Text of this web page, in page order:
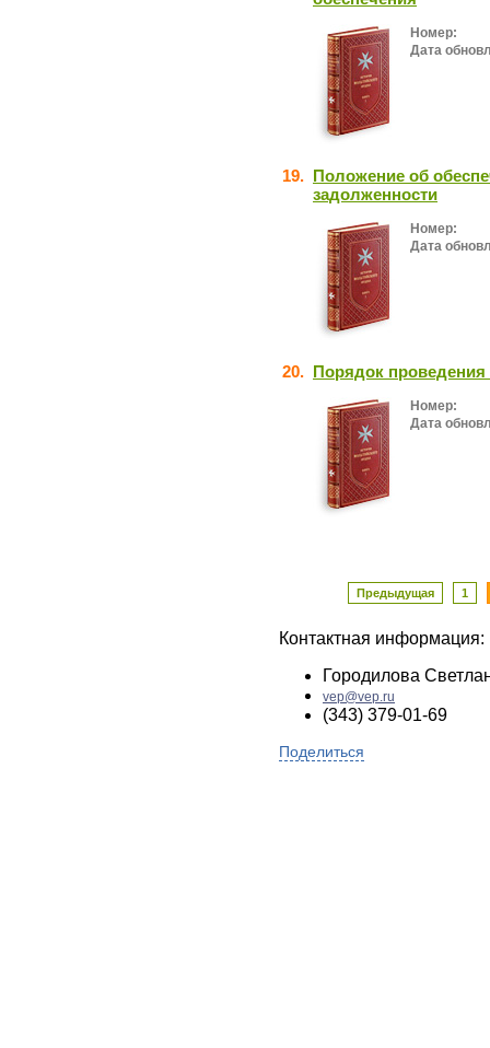
Номер:
Дата
19. Положение об
задолженности
Номер:
Дата
20. Порядок проведения
Номер:
Дата
Предыдущая 1
Контактная информация:
Городилова
vep@vep.ru
(343) 379-01-69
Поделиться